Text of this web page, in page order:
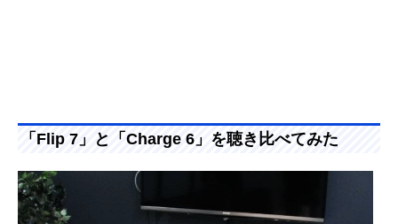
「Flip 7」と「Charge 6」を聴き比べてみた